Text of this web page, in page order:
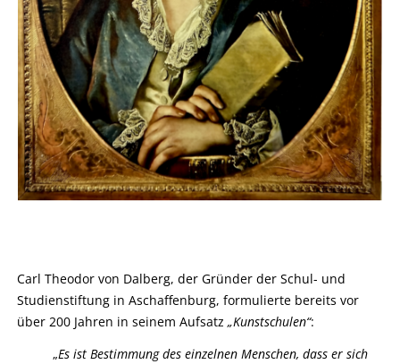
Carl Theodor von Dalberg, der Gründer der Schul- und
Studienstiftung in Aschaffenburg, formulierte bereits vor
über 200 Jahren in seinem Aufsatz „Kunstschulen“:
„Es ist Bestimmung des einzelnen Menschen, dass er sich